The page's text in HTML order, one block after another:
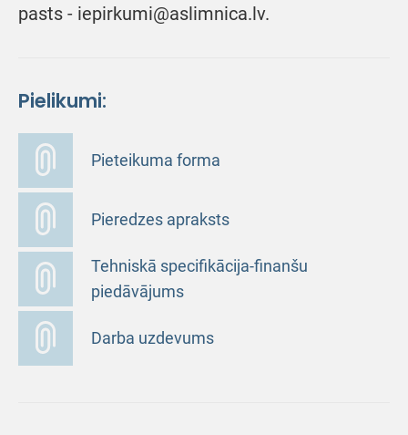
pasts - iepirkumi@aslimnica.lv.
Pielikumi:
Pieteikuma forma
Pieredzes apraksts
Tehniskā specifikācija-finanšu
piedāvājums
Darba uzdevums